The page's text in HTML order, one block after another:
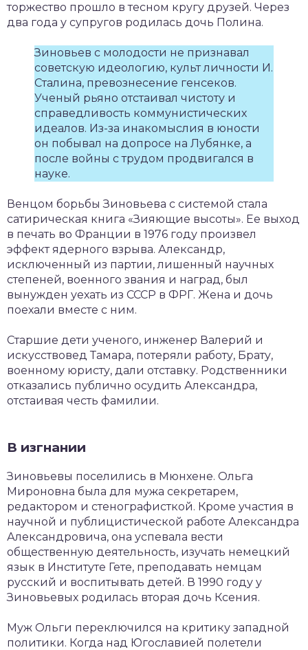
торжество прошло в тесном кругу друзей. Через
два года у супругов родилась дочь Полина.
Зиновьев с молодости не признавал
советскую идеологию, культ личности И.
Сталина, превознесение генсеков.
Ученый рьяно отстаивал чистоту и
справедливость коммунистических
идеалов. Из-за инакомыслия в юности
он побывал на допросе на Лубянке, а
после войны с трудом продвигался в
науке.
Венцом борьбы Зиновьева с системой стала
сатирическая книга «Зияющие высоты». Ее выход
в печать во Франции в 1976 году произвел
эффект ядерного взрыва. Александр,
исключенный из партии, лишенный научных
степеней, военного звания и наград, был
вынужден уехать из СССР в ФРГ. Жена и дочь
поехали вместе с ним.
Старшие дети ученого, инженер Валерий и
искусствовед Тамара, потеряли работу, Брату,
военному юристу, дали отставку. Родственники
отказались публично осудить Александра,
отстаивая честь фамилии.
В изгнании
Зиновьевы поселились в Мюнхене. Ольга
Мироновна была для мужа секретарем,
редактором и стенографисткой. Кроме участия в
научной и публицистической работе Александра
Александровича, она успевала вести
общественную деятельность, изучать немецкий
язык в Институте Гете, преподавать немцам
русский и воспитывать детей. В 1990 году у
Зиновьевых родилась вторая дочь Ксения.
Муж Ольги переключился на критику западной
политики. Когда над Югославией полетели